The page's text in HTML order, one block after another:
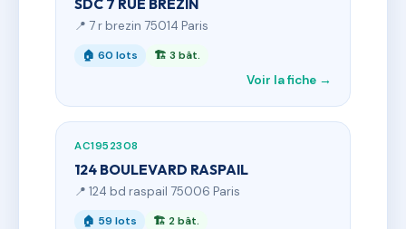
SDC 7 RUE BREZIN
📍 7 r brezin 75014 Paris
🏠 60 lots 🏗 3 bât.
Voir la fiche →
AC1952308
124 BOULEVARD RASPAIL
📍 124 bd raspail 75006 Paris
🏠 59 lots 🏗 2 bât.